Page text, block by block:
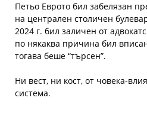
Петьо Еврото бил забелязан
на централен столичен
2024 г. бил заличен от
по някаква причина бил
тогава беше “търсен”.
Ни вест, ни кост, от човека-
система.